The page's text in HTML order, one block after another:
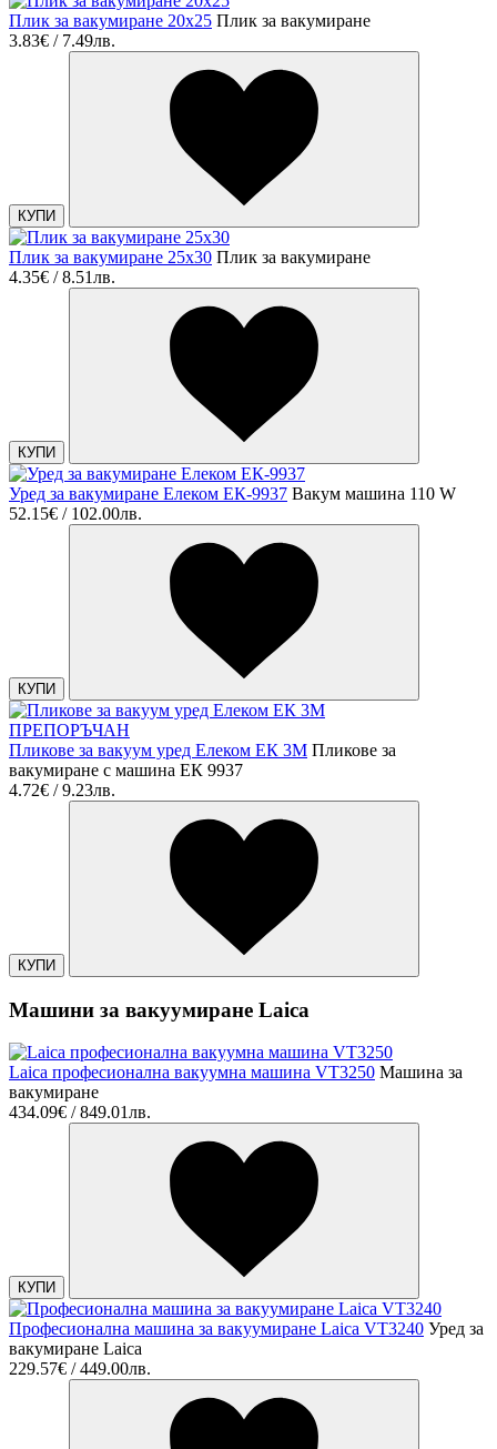
Плик за вакумиране 20х25 Плик за вакумиране
3.83€ / 7.49лв.
КУПИ
Плик за вакумиране 25х30 Плик за вакумиране
4.35€ / 8.51лв.
КУПИ
Уред за вакумиране Елеком ЕК-9937 Вакум машина 110 W
52.15€ / 102.00лв.
КУПИ
ПРЕПОРЪЧАН
Пликове за вакуум уред Елеком ЕК 3М Пликове за
вакумиране с машина ЕК 9937
4.72€ / 9.23лв.
КУПИ
Машини за вакуумиране Laica
Laica професионална вакуумна машина VT3250 Машина за
вакумиране
434.09€ / 849.01лв.
КУПИ
Професионална машина за вакуумиране Laica VT3240 Уред за
вакумиране Laica
229.57€ / 449.00лв.